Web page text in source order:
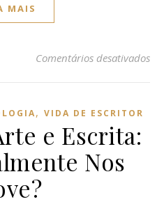
MAIS
Comentários desativados
, VIDA DE ESCRITOR
e Escrita:
Nos